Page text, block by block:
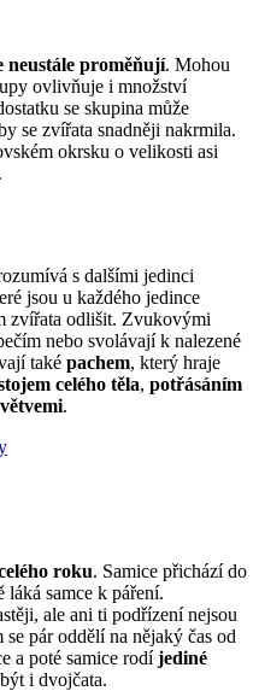
neustále proměňují. Mohou
ovlivňuje i množství
se skupina může
se zvířata snadněji nakrmila.
okrsku o velikosti asi
s dalšími jedinci
jsou u každého jedince
zvířata odlišit. Zvukovými
nebo svolávají k nalezené
také pachem, který hraje
celého těla, potřásáním
.
roku. Samice přichází do
samce k páření.
ale ani ti podřízení nejsou
pár oddělí na nějaký čas od
a poté samice rodíjediné
i dvojčata.